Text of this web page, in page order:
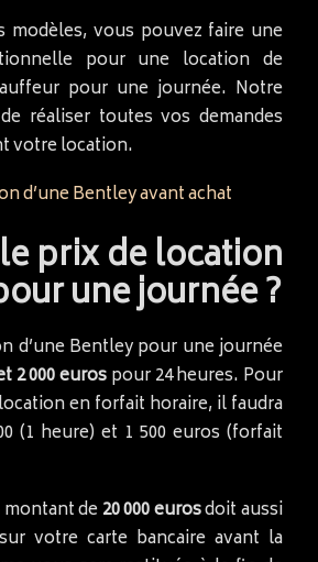
modèles, vous pouvez faire une
pour une location de
pour une journée. Notre
réaliser toutes vos demandes
votre location.
d’une Bentley avant achat
prix de location
une journée ?
d’une Bentley pour une journée
2 000 eurospour 24 heures. Pour
en forfait horaire, il faudra
(1 heure) et 1 500 euros (forfait
de20 000 eurosdoit aussi
votre carte bancaire avant la